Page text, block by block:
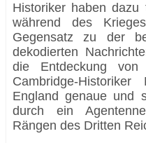
Historiker haben
während des
Gegensatz zu der
dekodierten
die Entdeckung
Cambridge-
England genaue und
durch ein
Rängen des Dritten